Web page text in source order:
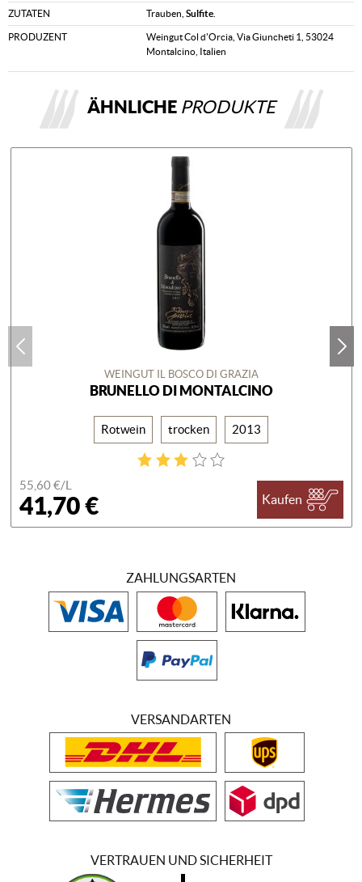
ZUTATEN Trauben,Sulfite
PRODUZENT
Weingut Col d'Orcia, Via Giuncheti 1, 53024
Montalcino, Italien
ÄHNLICHE PRODUKTE
WEINGUT IL BOSCO DI GRAZIA
BRUNELLO DI MONTALCINO
Rotwein trocken 2013
55,60 €/L
41,70 € Kaufen
ZAHLUNGSARTEN
VERSANDARTEN
VERTRAUEN UND SICHERHEIT